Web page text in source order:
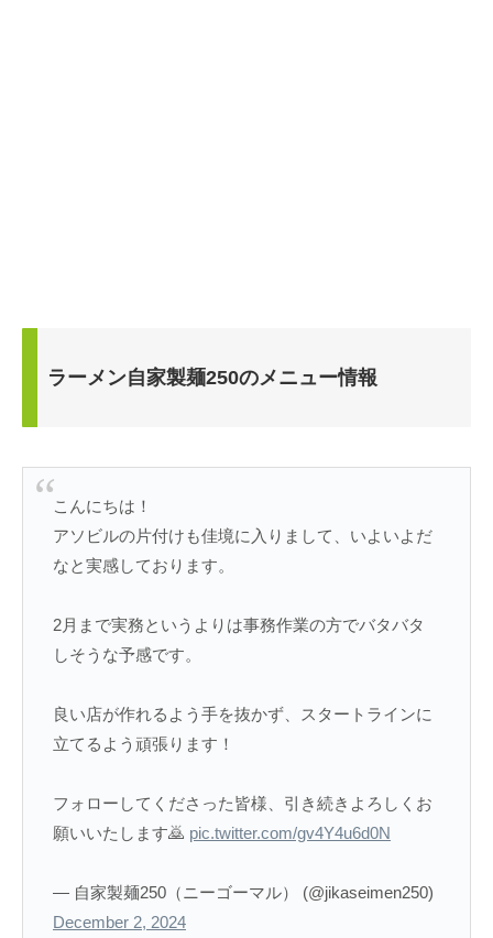
ラーメン自家製麺250のメニュー情報
こんにちは！
アソビルの片付けも佳境に入りまして、いよいよだ
なと実感しております。
2月まで実務というよりは事務作業の方でバタバタ
しそうな予感です。
良い店が作れるよう手を抜かず、スタートラインに
立てるよう頑張ります！
フォローしてくださった皆様、引き続きよろしくお
願いいたします🙇 pic.twitter.com/gv4Y4u6d0N
— 自家製麺250（ニーゴーマル） (@jikaseimen250)
December 2, 2024